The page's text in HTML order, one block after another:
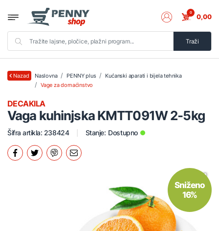
Traži
0 0,00
Nazad Naslovna PENNY plus
Kućanski aparati i bijela tehnika
Vage za domaćinstvo
Vaga kuhinjska KMTT091W 2-5kg
DECAKILA
Šifra artikla: 238424 Stanje: Dostupno
Sniženo
16%